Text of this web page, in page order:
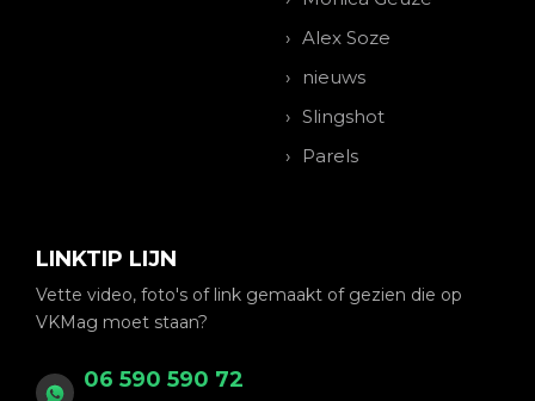
Alex Soze
nieuws
Slingshot
Parels
LINKTIP LIJN
Vette video, foto's of link gemaakt of gezien die op
VKMag moet staan?
06 590 590 72